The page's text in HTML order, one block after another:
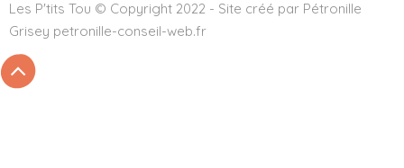
Les P'tits Tou © Copyright 2022 - Site créé par Pétronille
Grisey petronille-conseil-web.fr